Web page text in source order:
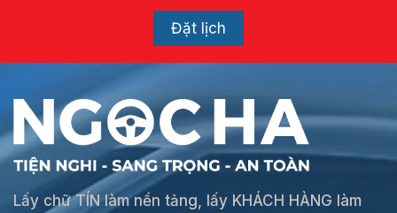
Đặt lịch
Lấy chữ TÍN làm nền tảng, lấy KHÁCH HÀNG làm